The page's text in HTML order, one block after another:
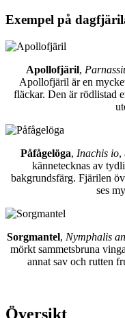
Exempel på
Apollofjäril,
Apollofjäril är en
fläckar. Den är rödlistad
Påfågelöga, Inachis io,
kännetecknas av
bakgrundsfärg. Fjärilen
ses
Sorgmantel, Nymphalis
mörkt sammetsbruna
annat sav och rutten
Översikt